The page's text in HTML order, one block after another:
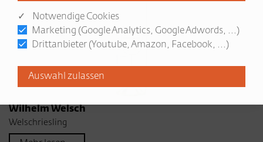
Wilhelm Welsch
Welschriesling
✓ Notwendige Cookies
Marketing (Google Analytics, Google Adwords, ...)
Drittanbieter (Youtube, Amazon, Facebook, ...)